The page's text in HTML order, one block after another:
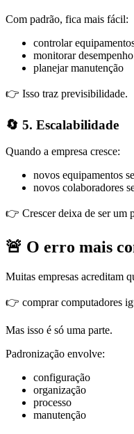
Com padrão, fica mais fácil:
controlar
monitorar desempenho
planejar manutenção
👉 Isso traz previsibilidade.
🔄 5. Escalabilidade
Quando a empresa cresce:
novos equipamentos
novos colaboradores
👉 Crescer deixa de ser um
🚨 O erro mais
Muitas empresas acreditam
👉 comprar computadores
Mas isso é só uma parte.
Padronização envolve:
configuração
organização
processo
manutenção